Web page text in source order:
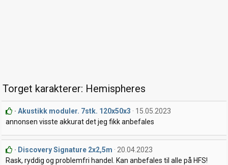
Torget karakterer: Hemispheres
Akustikk moduler. 7stk. 120x50x3
15.05.2023
annonsen visste akkurat det jeg fikk anbefales
Discovery Signature 2x2,5m
20.04.2023
Rask, ryddig og problemfri handel. Kan anbefales til alle på HFS!